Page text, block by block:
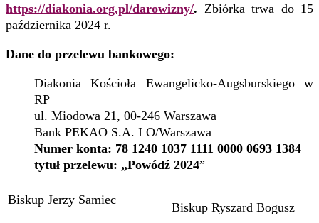
https://diakonia.org.pl/darowizny/. Zbiórka trwa do 15
października 2024 r.
Dane do przelewu bankowego:
Diakonia Kościoła Ewangelicko-Augsburskiego w
RP
ul. Miodowa 21, 00-246 Warszawa
Bank PEKAO S.A. I O/Warszawa
Numer konta: 78 1240 1037 1111 0000 0693 1384
tytuł przelewu: „Powódź 2024”
Biskup Jerzy Samiec
Biskup Ryszard Bogusz